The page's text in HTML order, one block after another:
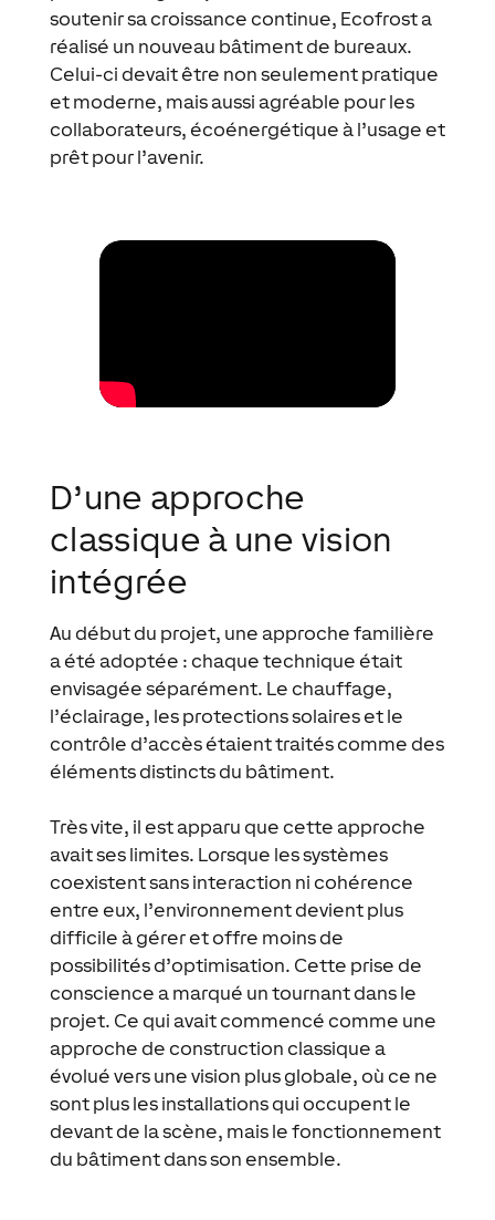
soutenir sa croissance continue, Ecofrost a
réalisé un nouveau bâtiment de bureaux.
Celui-ci devait être non seulement pratique
et moderne, mais aussi agréable pour les
collaborateurs, écoénergétique à l’usage et
prêt pour l’avenir.
D’une approche
classique à une vision
intégrée
Au début du projet, une approche familière
a été adoptée : chaque technique était
envisagée séparément. Le chauffage,
l’éclairage, les protections solaires et le
contrôle d’accès étaient traités comme des
éléments distincts du bâtiment.
Très vite, il est apparu que cette approche
avait ses limites. Lorsque les systèmes
coexistent sans interaction ni cohérence
entre eux, l’environnement devient plus
difficile à gérer et offre moins de
possibilités d’optimisation. Cette prise de
conscience a marqué un tournant dans le
projet. Ce qui avait commencé comme une
approche de construction classique a
évolué vers une vision plus globale, où ce ne
sont plus les installations qui occupent le
devant de la scène, mais le fonctionnement
du bâtiment dans son ensemble.